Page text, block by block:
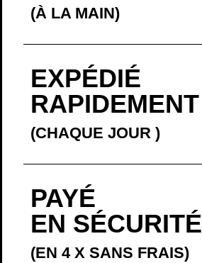
(À LA MAIN)
EXPÉDIÉ
RAPIDEMENT
(CHAQUE JOUR )
PAYÉ
EN SÉCURITÉ
(EN 4 X SANS FRAIS)